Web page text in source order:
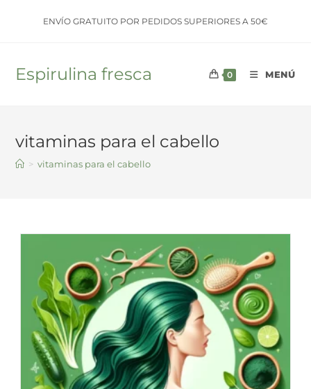
ENVÍO GRATUITO POR PEDIDOS SUPERIORES A 50€
Espirulina fresca 0 MENÚ
vitaminas para el cabello
> vitaminas para el cabello